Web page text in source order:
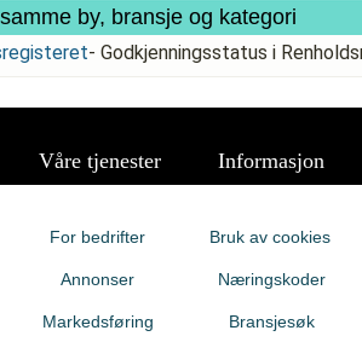
by, bransje og kategori
- Godkjenningsstatus i
Våre tjenester Informasjon
For bedrifter
Annonser
Markedsføring
Bruk av cookies
Næringskoder
Bransjesøk